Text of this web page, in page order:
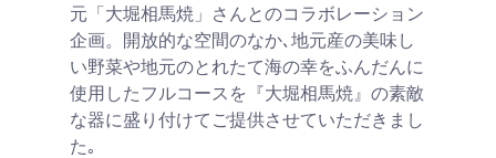
元「大堀相馬焼」さんとのコラボレーション
企画。開放的な空間のなか､地元産の美味し
い野菜や地元のとれたて海の幸をふんだんに
使用したフルコースを『大堀相馬焼』の素敵
な器に盛り付けてご提供させていただきまし
た｡